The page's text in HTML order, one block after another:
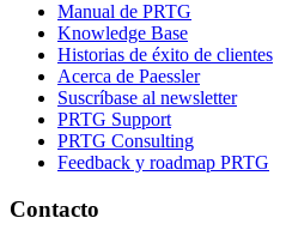
Manual de PRTG
Knowledge Base
Historias de éxito de clientes
Acerca de Paessler
Suscríbase al newsletter
PRTG Support
PRTG Consulting
Feedback y roadmap PRTG
Contacto